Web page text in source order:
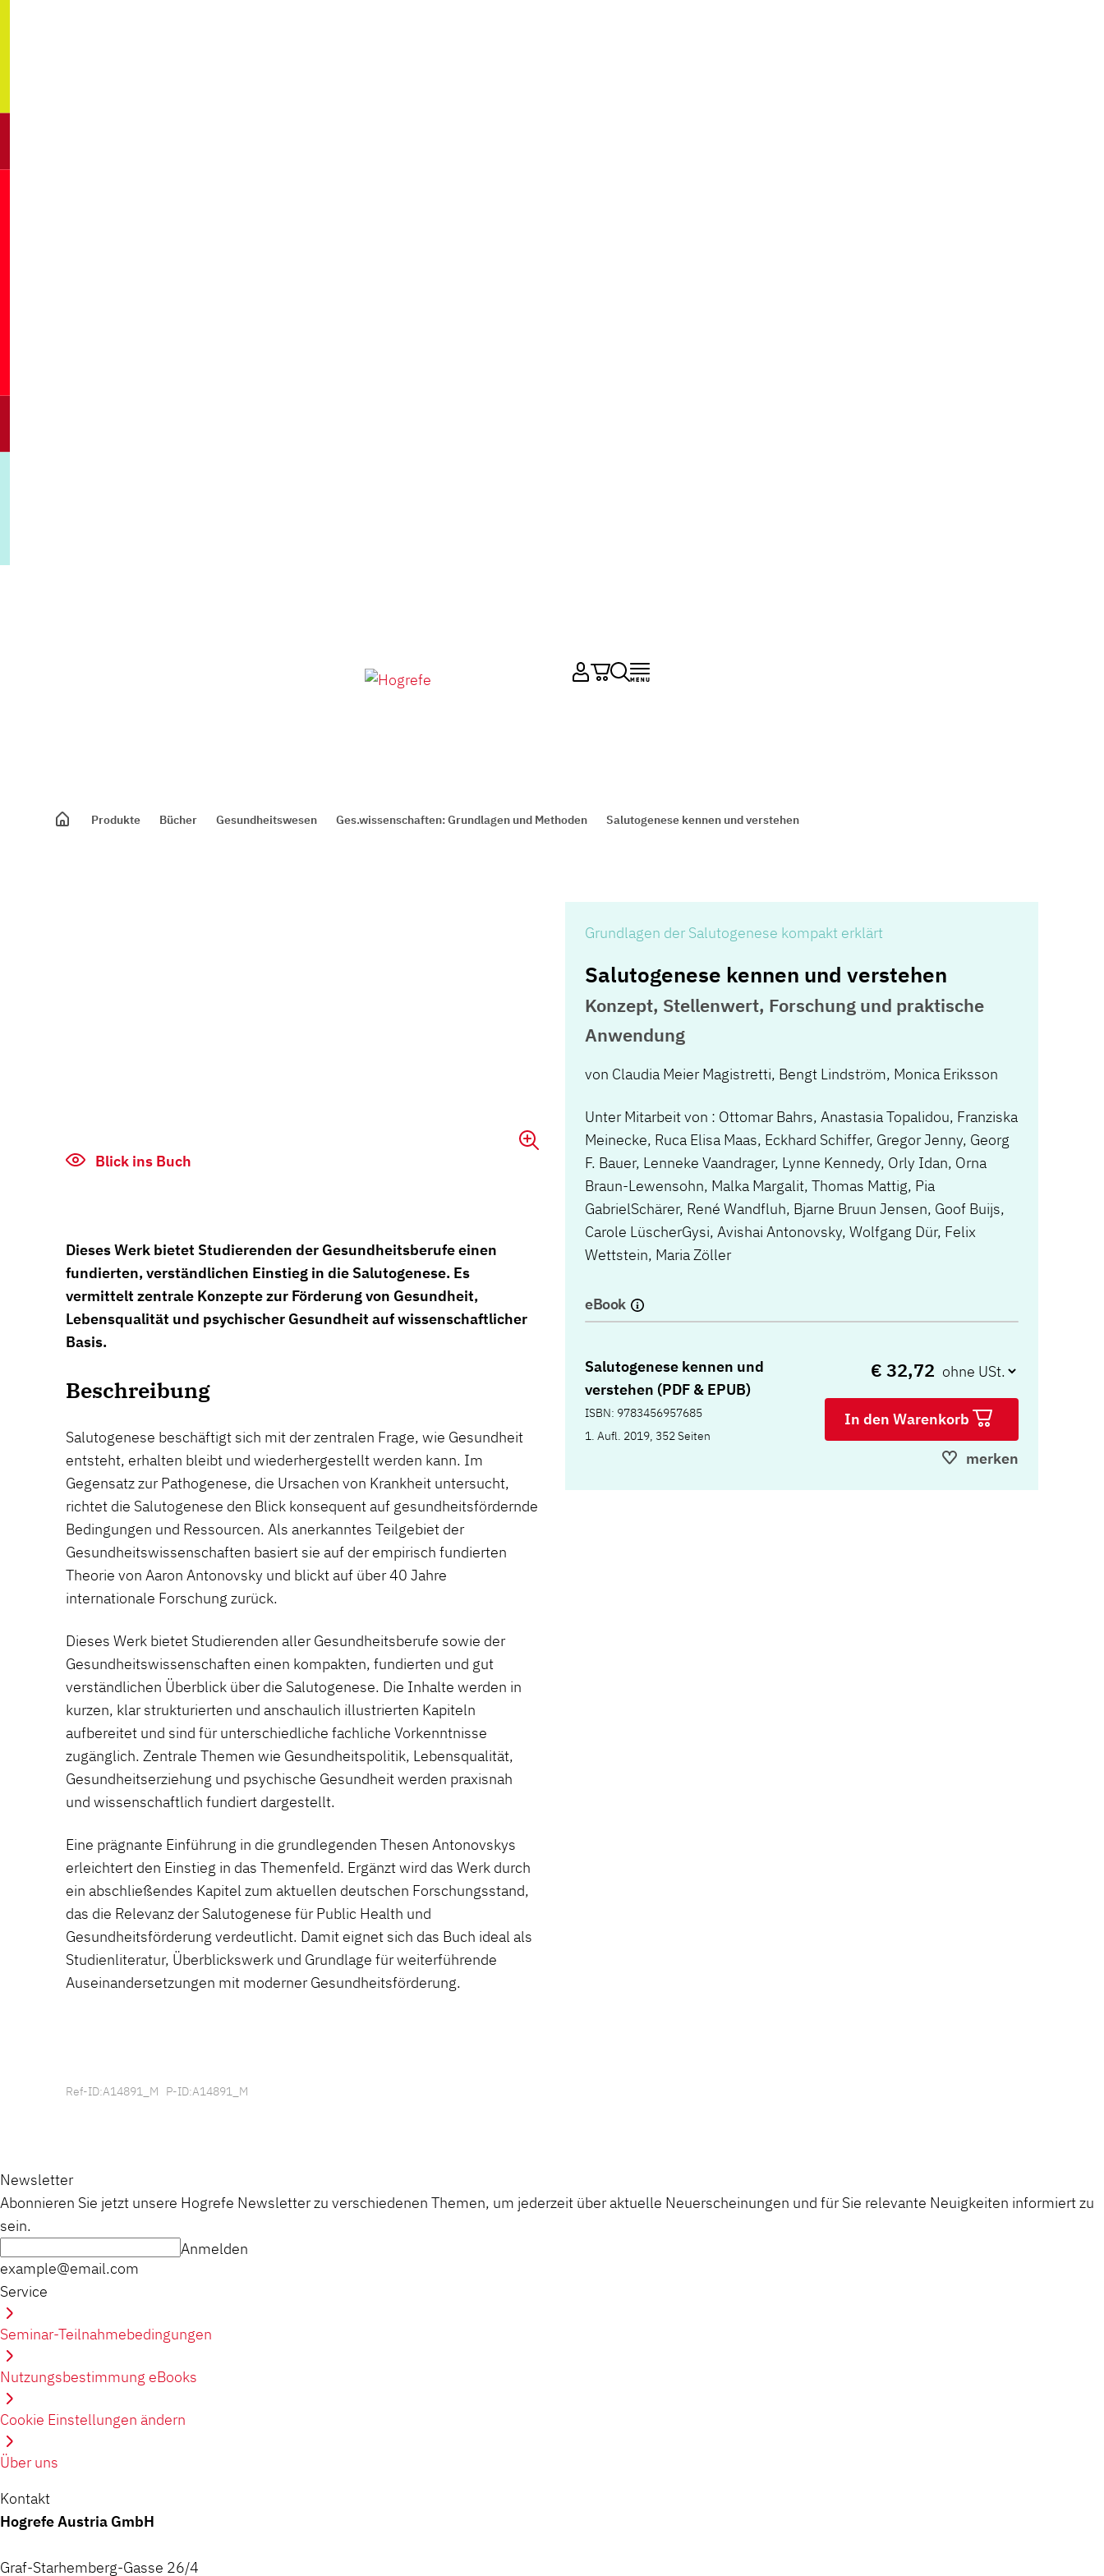
Produkte Bücher Gesundheitswesen Ges.wissenschaften: Grundlagen und Methoden Salutogenese kennen und verstehen
Grundlagen der Salutogenese kompakt erklärt
Salutogenese kennen und verstehen
Konzept, Stellenwert, Forschung und praktische
Anwendung
von Claudia Meier Magistretti, Bengt Lindström, Monica Eriksson
Unter Mitarbeit von : Ottomar Bahrs, Anastasia Topalidou, Franziska
Meinecke, Ruca Elisa Maas, Eckhard Schiffer, Gregor Jenny, Georg
F. Bauer, Lenneke Vaandrager, Lynne Kennedy, Orly Idan, Orna
Braun-Lewensohn, Malka Margalit, Thomas Mattig, Pia
GabrielSchärer, René Wandfluh, Bjarne Bruun Jensen, Goof Buijs,
Carole LüscherGysi, Avishai Antonovsky, Wolfgang Dür, Felix
Wettstein, Maria Zöller
eBook
Salutogenese kennen und
verstehen (PDF & EPUB)
ISBN: 9783456957685
1. Aufl. 2019, 352 Seiten
€ 32,72
In den Warenkorb
merken
Blick ins Buch
Dieses Werk bietet Studierenden der Gesundheitsberufe einen
fundierten, verständlichen Einstieg in die Salutogenese. Es
vermittelt zentrale Konzepte zur Förderung von Gesundheit,
Lebensqualität und psychischer Gesundheit auf wissenschaftlicher
Basis.
Beschreibung
Salutogenese beschäftigt sich mit der zentralen Frage, wie Gesundheit
entsteht, erhalten bleibt und wiederhergestellt werden kann. Im
Gegensatz zur Pathogenese, die Ursachen von Krankheit untersucht,
richtet die Salutogenese den Blick konsequent auf gesundheitsfördernde
Bedingungen und Ressourcen. Als anerkanntes Teilgebiet der
Gesundheitswissenschaften basiert sie auf der empirisch fundierten
Theorie von Aaron Antonovsky und blickt auf über 40 Jahre
internationale Forschung zurück.
Dieses Werk bietet Studierenden aller Gesundheitsberufe sowie der
Gesundheitswissenschaften einen kompakten, fundierten und gut
verständlichen Überblick über die Salutogenese. Die Inhalte werden in
kurzen, klar strukturierten und anschaulich illustrierten Kapiteln
aufbereitet und sind für unterschiedliche fachliche Vorkenntnisse
zugänglich. Zentrale Themen wie Gesundheitspolitik, Lebensqualität,
Gesundheitserziehung und psychische Gesundheit werden praxisnah
und wissenschaftlich fundiert dargestellt.
Eine prägnante Einführung in die grundlegenden Thesen Antonovskys
erleichtert den Einstieg in das Themenfeld. Ergänzt wird das Werk durch
ein abschließendes Kapitel zum aktuellen deutschen Forschungsstand,
das die Relevanz der Salutogenese für Public Health und
Gesundheitsförderung verdeutlicht. Damit eignet sich das Buch ideal als
Studienliteratur, Überblickswerk und Grundlage für weiterführende
Auseinandersetzungen mit moderner Gesundheitsförderung.
Ref-ID:A14891_M P-ID:A14891_M
Newsletter
Abonnieren Sie jetzt unsere Hogrefe Newsletter zu verschiedenen Themen, um jederzeit über aktuelle Neuerscheinungen und für Sie relevante Neuigkeiten informiert zu
sein.
example@email.com
Anmelden
Service
Seminar-Teilnahmebedingungen
Nutzungsbestimmung eBooks
Cookie Einstellungen ändern
Über uns
Kontakt
Hogrefe Austria GmbH
Graf-Starhemberg-Gasse 26/4